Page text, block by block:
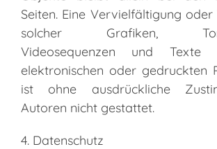
Seiten. Eine Vervielfältigung
solcher Grafiken,
Videosequenzen und Texte
elektronischen oder gedruckten
ist ohne ausdrückliche
Autoren nicht gestattet.
4. Datenschutz